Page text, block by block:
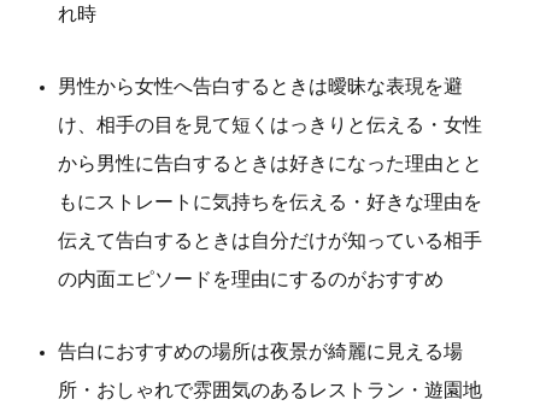
れ時
男性から女性へ告白するときは曖昧な表現を避
け、相手の目を見て短くはっきりと伝える・女性
から男性に告白するときは好きになった理由とと
もにストレートに気持ちを伝える・好きな理由を
伝えて告白するときは自分だけが知っている相手
の内面エピソードを理由にするのがおすすめ
告白におすすめの場所は夜景が綺麗に見える場
所・おしゃれで雰囲気のあるレストラン・遊園地